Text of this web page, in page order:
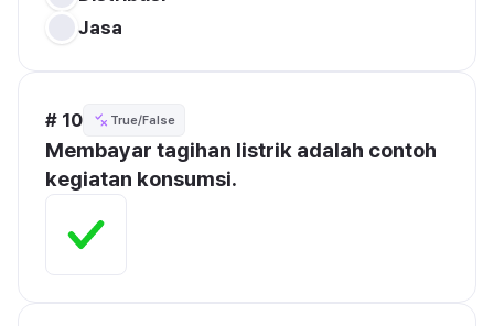
Jasa
# 10 True/False
Membayar tagihan listrik adalah contoh
kegiatan konsumsi.